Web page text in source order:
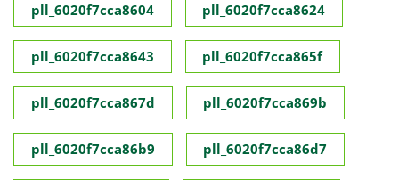
pll_6020f7cca8604 pll_6020f7cca8624
pll_6020f7cca8643 pll_6020f7cca865f
pll_6020f7cca867d pll_6020f7cca869b
pll_6020f7cca86b9 pll_6020f7cca86d7